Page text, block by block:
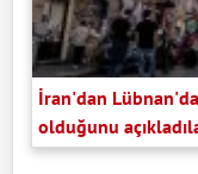
İran'dan
olduğunu